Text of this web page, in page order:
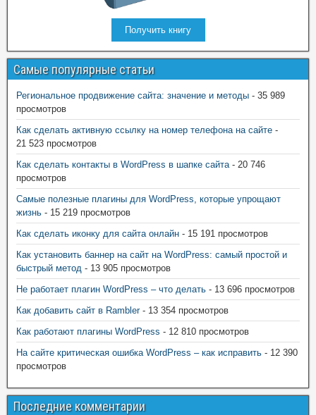
Получить книгу
Самые популярные статьи
Региональное продвижение сайта: значение и методы - 35 989
просмотров
Как сделать активную ссылку на номер телефона на сайте -
21 523 просмотров
Как сделать контакты в WordPress в шапке сайта- 20 746
просмотров
Самые полезные плагины для WordPress, которые упрощают
жизнь - 15 219 просмотров
Как сделать иконку для сайта онлайн - 15 191 просмотров
Как установить баннер на сайт на WordPress: самый простой и
быстрый метод - 13 905 просмотров
Не работает плагин WordPress – что делать - 13 696 просмотров
Как добавить сайт в Rambler- 13 354 просмотров
Как работают плагины WordPress - 12 810 просмотров
На сайте критическая ошибка WordPress – как исправить - 12 390
просмотров
Последние комментарии